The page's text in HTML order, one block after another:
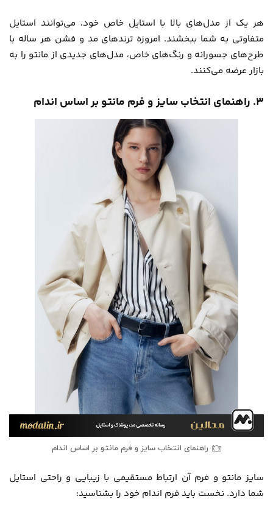
هر یک از مدل‌های بالا با استایل خاص خود، می‌توانند استایل
متفاوتی به شما ببخشند. امروزه ترندهای مد و فشن هر ساله با
طرح‌های جسورانه و رنگ‌های خاص، مدل‌های جدیدی از مانتو را به
بازار عرضه می‌کنند.
۳. راهنمای انتخاب سایز و فرم مانتو بر اساس اندام
راهنمای انتخاب سایز و فرم مانتو بر اساس اندام
سایز مانتو و فرم آن ارتباط مستقیمی با زیبایی و راحتی استایل
شما دارد. نخست باید فرم اندام خود را بشناسید: